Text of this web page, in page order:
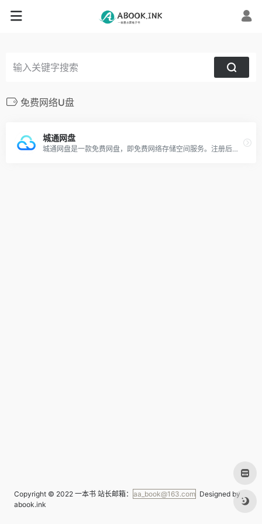
免费网络U盘
城通网盘
城通网盘是一款免费网盘，即免费网络存储空间服务。注册后可获得支持外链的70TB空间，最大单文件可达30GB，同时为用户提供每万次点击下载1000元的奖励。已为国内外数千万用户提供超过 5000TB 的网络储存空间。
Copyright © 2022 一本书 站长邮箱： aa_book@163.com Designed by
abook.ink